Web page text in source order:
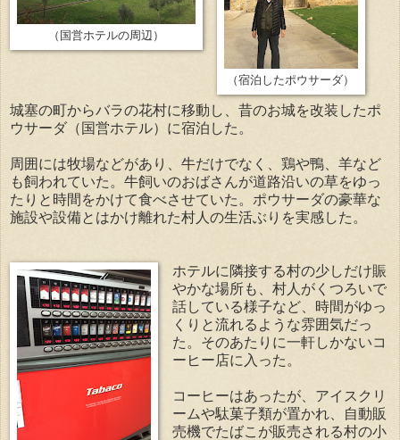
（国営ホテルの周辺）
（宿泊したポウサーダ）
城塞の町からバラの花村に移動し、昔のお城を改装したポ
ウサーダ（国営ホテル）に宿泊した。
周囲には牧場などがあり、牛だけでなく、鶏や鴨、羊など
も飼われていた。牛飼いのおばさんが道路沿いの草をゆっ
たりと時間をかけて食べさせていた。ポウサーダの豪華な
施設や設備とはかけ離れた村人の生活ぶりを実感した。
ホテルに隣接する村の少しだけ賑
やかな場所も、村人がくつろいで
話している様子など、時間がゆっ
くりと流れるような雰囲気だっ
た。そのあたりに一軒しかないコ
ーヒー店に入った。
コーヒーはあったが、アイスクリ
ームや駄菓子類が置かれ、自動販
売機でたばこが販売される村の小